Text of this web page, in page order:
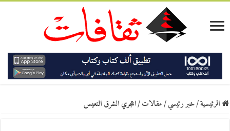
الرئيسية/خبر رئيسي/مقالات/اهجري الشرق التعيس